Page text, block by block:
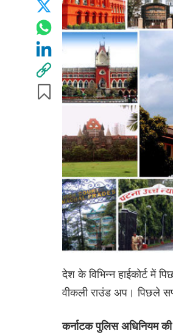
देश के विभिन्न हाईकोर्ट में
वीकली राउंड अप। पिछले
कर्नाटक पुलिस अधिनियम